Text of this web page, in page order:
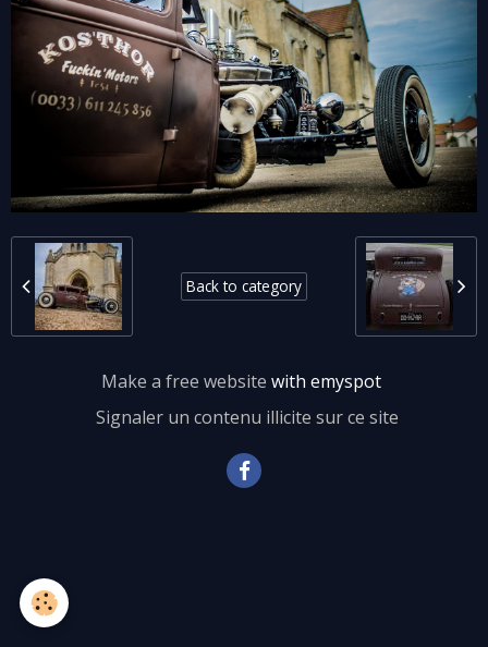
Back to category
Make a free website with emyspot
Signaler un contenu illicite sur ce site